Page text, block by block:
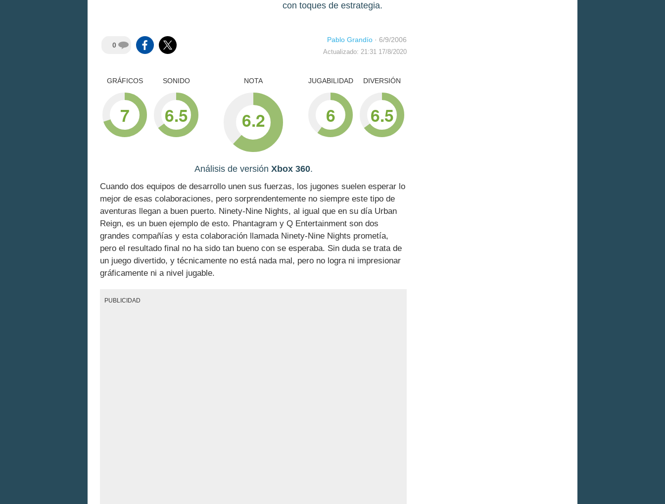
con toques de estrategia.
0
Pablo Grandío · 6/9/2006
Actualizado: 21:31 17/8/2020
GRÁFICOS
7
SONIDO
6.5
NOTA
6.2
DIVERSIÓN
6.5
JUGABILIDAD
6
Análisis de versión Xbox 360.
Cuando dos equipos de desarrollo unen sus fuerzas, los jugones suelen esperar lo
mejor de esas colaboraciones, pero sorprendentemente no siempre este tipo de
aventuras llegan a buen puerto. Ninety-Nine Nights, al igual que en su día Urban
Reign, es un buen ejemplo de esto. Phantagram y Q Entertainment son dos
grandes compañías y esta colaboración llamada Ninety-Nine Nights prometía,
pero el resultado final no ha sido tan bueno con se esperaba. Sin duda se trata de
un juego divertido, y técnicamente no está nada mal, pero no logra ni impresionar
gráficamente ni a nivel jugable.
PUBLICIDAD